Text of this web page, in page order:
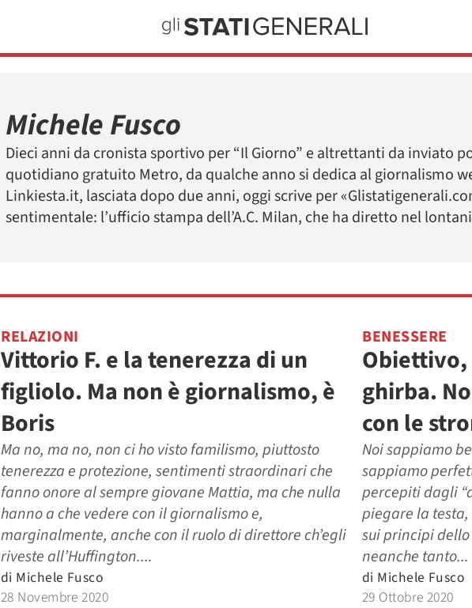
Michele Fusco
Dieci anni da cronista sportivo per “Il Giorno” e altrettanti da inviato
quotidiano gratuito Metro, da qualche anno si dedica al giornalismo
Linkiesta.it, lasciata dopo due anni, oggi scrive per
sentimentale: l’ufficio stampa dell’A.C. Milan, che ha diretto nel
RELAZIONI
Vittorio F. e la tenerezza di un
figliolo. Ma non è giornalismo, è
Boris
Ma no, ma no, non ci ho visto familismo, piuttosto
tenerezza e protezione, sentimenti straordinari che
fanno onore al sempre giovane Mattia, ma che nulla
hanno a che vedere con il giornalismo e,
marginalmente, anche con il ruolo di direttore ch’egli
riveste all’Huffington....
di Michele Fusco
28 Novembre 2020
BENESSERE
Obiettivo,
ghirba.
con le
Noi sappiamo
sappiamo
percepiti dagli
piegare la
sui principi
neanche tanto...
di Michele Fusco
29 Ottobre 2020